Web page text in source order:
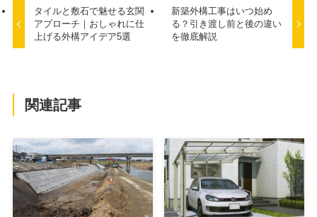
タイルと敷石で魅せる玄関
アプローチ｜おしゃれに仕
上げる外構アイデア5選
新築外構工事はいつ始め
る？引き渡し前と後の違い
を徹底解説
関連記事